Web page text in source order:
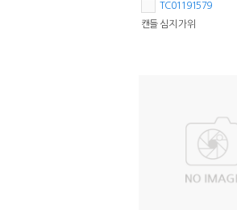
TC01191579
캔들 심지 가위